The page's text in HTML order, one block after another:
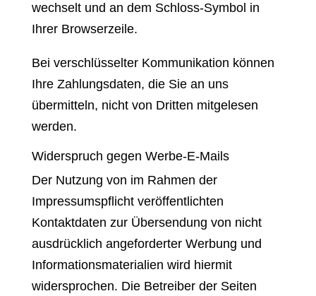
wechselt und an dem Schloss-Symbol in
Ihrer Browserzeile.
Bei verschlüsselter Kommunikation können
Ihre Zahlungsdaten, die Sie an uns
übermitteln, nicht von Dritten mitgelesen
werden.
Widerspruch gegen Werbe-E-Mails
Der Nutzung von im Rahmen der
Impressumspflicht veröffentlichten
Kontaktdaten zur Übersendung von nicht
ausdrücklich angeforderter Werbung und
Informationsmaterialien wird hiermit
widersprochen. Die Betreiber der Seiten